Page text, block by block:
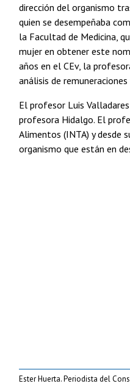
dirección del organismo
quien se desempeñaba
la Facultad de Medicina,
mujer en obtener este
años en el CEv, la
análisis de
El profesor Luis
profesora Hidalgo. El
Alimentos (INTA) y desde
organismo que están en
Ester Huerta. Periodista del